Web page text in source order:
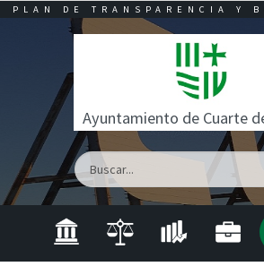
PLAN DE TRANSPARENCIA Y
Ayuntamiento de Cuarte